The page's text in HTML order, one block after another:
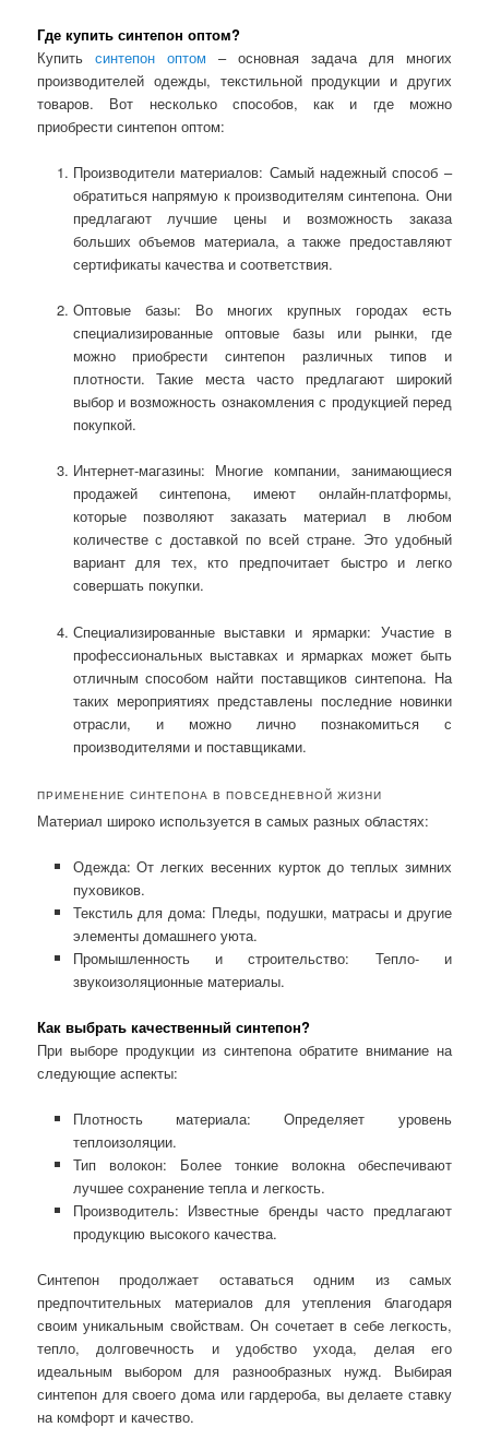
Где купить синтепон оптом?
Купитьсинтепон оптом – основная задача для многих
производителей одежды, текстильной продукции и других
товаров. Вот несколько способов, как и где можно
приобрести синтепон оптом:
Производители материалов: Самый надежный способ –
обратиться напрямую к производителям синтепона. Они
предлагают лучшие цены и возможность заказа
больших объемов материала, а также предоставляют
сертификаты качества и соответствия.
Оптовые базы: Во многих крупных городах есть
специализированные оптовые базы или рынки, где
можно приобрести синтепон различных типов и
плотности. Такие места часто предлагают широкий
выбор и возможность ознакомления с продукцией перед
покупкой.
Интернет-магазины: Многие компании, занимающиеся
продажей синтепона, имеют онлайн-платформы,
которые позволяют заказать материал в любом
количестве с доставкой по всей стране. Это удобный
вариант для тех, кто предпочитает быстро и легко
совершать покупки.
Специализированные выставки и ярмарки: Участие в
профессиональных выставках и ярмарках может быть
отличным способом найти поставщиков синтепона. На
таких мероприятиях представлены последние новинки
отрасли, и можно лично познакомиться с
производителями и поставщиками.
ПРИМЕНЕНИЕ СИНТЕПОНА В ПОВСЕДНЕВНОЙ ЖИЗНИ
Материал широко используется в самых разных областях:
Одежда: От легких весенних курток до теплых зимних
пуховиков.
Текстиль для дома: Пледы, подушки, матрасы и другие
элементы домашнего уюта.
Промышленность и строительство: Тепло- и
звукоизоляционные материалы.
Как выбрать качественный синтепон?
При выборе продукции из синтепона обратите внимание на
следующие аспекты:
Плотность материала: Определяет уровень
теплоизоляции.
Тип волокон: Более тонкие волокна обеспечивают
лучшее сохранение тепла и легкость.
Производитель: Известные бренды часто предлагают
продукцию высокого качества.
Синтепон продолжает оставаться одним из самых
предпочтительных материалов для утепления благодаря
своим уникальным свойствам. Он сочетает в себе легкость,
тепло, долговечность и удобство ухода, делая его
идеальным выбором для разнообразных нужд. Выбирая
синтепон для своего дома или гардероба, вы делаете ставку
на комфорт и качество.